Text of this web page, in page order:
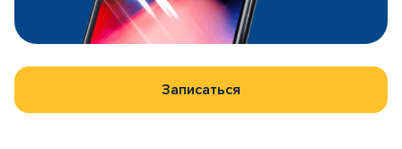
Записаться